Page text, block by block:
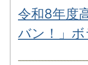
令和8年度
バン！」